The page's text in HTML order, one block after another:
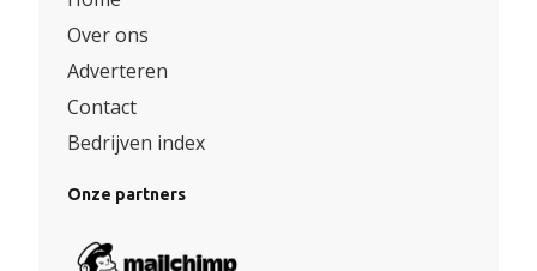
Over ons
Adverteren
Contact
Bedrijven index
Onze partners